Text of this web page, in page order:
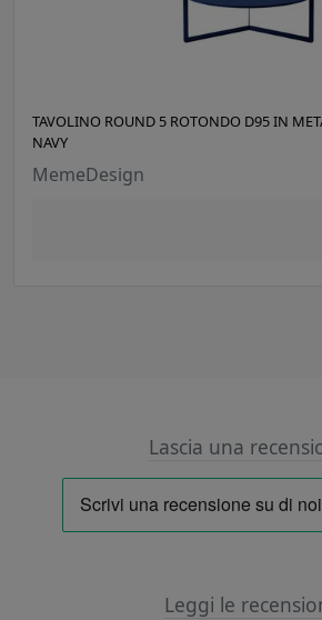
TAVOLINO ROUND 5 ROTONDO D95 IN
NAVY
MemeDesign
Lascia una
Leggi le